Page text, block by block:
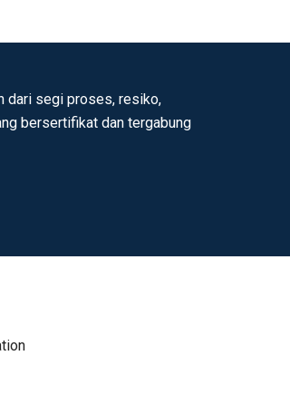
dari segi proses, resiko,
bersertifikat dan tergabung